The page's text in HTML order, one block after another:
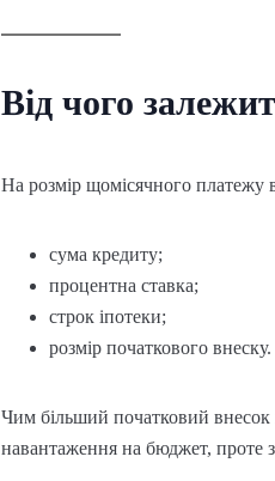
Від чого
На розмір щомісячного платежу
сума кредиту;
процентна ставка;
строк іпотеки;
розмір початкового внеску.
Чим більший початковий
навантаження на бюджет, проте